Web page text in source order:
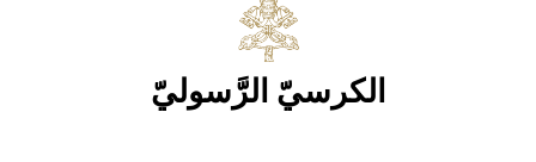
الكرسيّ الرَّسوليّ